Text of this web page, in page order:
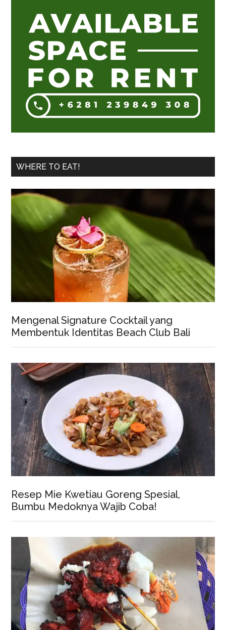
WHERE TO EAT!
Mengenal Signature Cocktail yang
Membentuk Identitas Beach Club Bali
Resep Mie Kwetiau Goreng Spesial,
Bumbu Medoknya Wajib Coba!